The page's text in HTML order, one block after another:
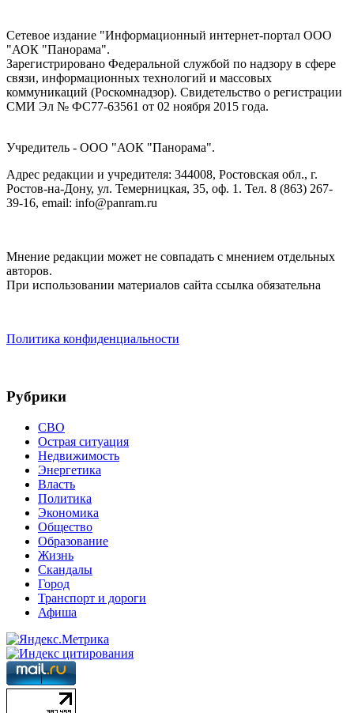
Сетевое издание "Информационный интернет-портал ООО
"АОК "Панорама".
Зарегистрировано Федеральной службой по надзору в сфере
связи, информационных технологий и массовых
коммуникаций (Роскомнадзор). Cвидетельство о регистрации
СМИ Эл № ФС77-63561 от 02 ноября 2015 года.
Учредитель - ООО "АОК "Панорама".
Адрес редакции и учредителя: 344008, Ростовская обл., г.
Ростов-на-Дону, ул. Темерницкая, 35, оф. 1. Тел. 8 (863) 267-
39-16, email: info@panram.ru
Мнение редакции может не совпадать с мнением отдельных
авторов.
При использовании материалов сайта ссылка обязательна
Политика конфиденциальности
Рубрики
СВО
Острая ситуация
Недвижимость
Энергетика
Власть
Политика
Экономика
Общество
Образование
Жизнь
Скандалы
Город
Транспорт и дороги
Афиша